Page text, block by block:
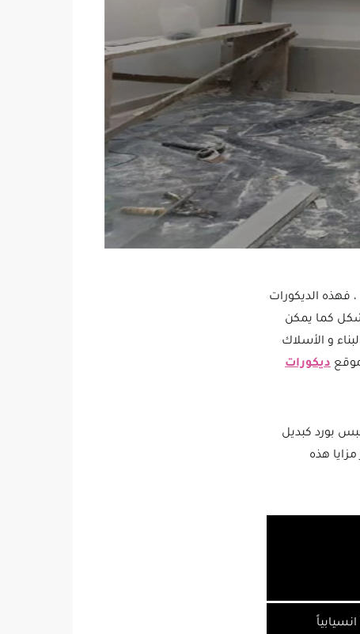
فهذه الديكورات
شكل كما يمكن
و الأسلاك
ديكورات
بورد كبديل
هذه